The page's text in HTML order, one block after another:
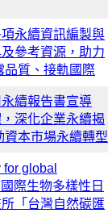
永續資訊編製與
參考資源，助力
品質、接軌國際
永續報告書宣導
深化企業永續揭
資本市場永續轉型
global
際生物多樣性日
「台灣自然碳匯